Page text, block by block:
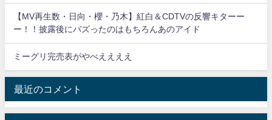
【MV再生数・日向・櫻・乃木】紅白＆CDTVの反響キターー
ー！！披露後にバズったのはもちろんあのアイド
ミーグリ完売表がやべええええ
最近のコメント